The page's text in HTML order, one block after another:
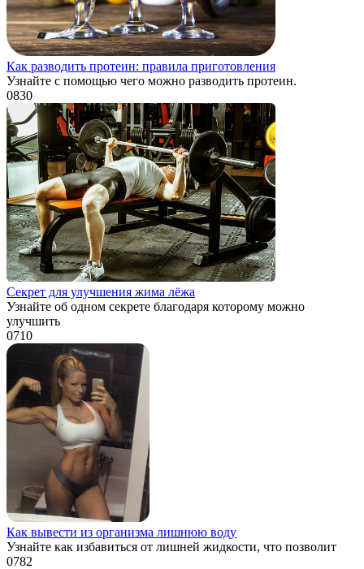
Как разводить протеин: правила приготовления
Узнайте с помощью чего можно разводить протеин.
0830
Секрет для улучшения жима лёжа
Узнайте об одном секрете благодаря которому можно
улучшить
0710
Как вывести из организма лишнюю воду
Узнайте как избавиться от лишней жидкости, что позволит
0782